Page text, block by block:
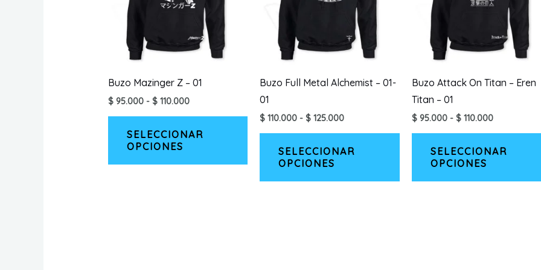
Buzo Mazinger Z – 01
$95.000 - $110.000Rango
desde
$ 110.000
SELECCIONAR
OPCIONES
Este
producto
múltiples
Buzo Full Metal Alchemist – 01-
01
$ 110.000 - $ 125.000Rango
desde
$ 125.000
SELECCIONAR
OPCIONES
Este
producto
Buzo Attack On Titan – Eren
Titan – 01
$ 95.000 - $ 110.000Rango
desde
$ 110.000
SELECCIONAR
OPCIONES